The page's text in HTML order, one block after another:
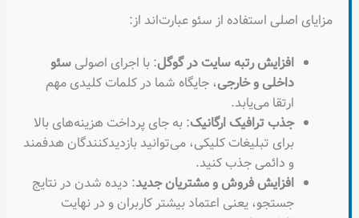
مزایای اصلی استفاده از سئو عبارت‌اند از:
افزایش رتبه سایت در گوگل: با اجرای اصولی سئو
داخلی و خارجی، جایگاه شما در کلمات کلیدی مهم
ارتقا می‌یابد.
جذب ترافیک ارگانیک: به جای پرداخت هزینه‌های بالا
برای تبلیغات کلیکی، می‌توانید بازدیدکنندگان هدفمند
و دائمی جذب کنید.
افزایش فروش و مشتریان جدید: دیده شدن در نتایج
جستجو، یعنی اعتماد بیشتر کاربران و در نهایت